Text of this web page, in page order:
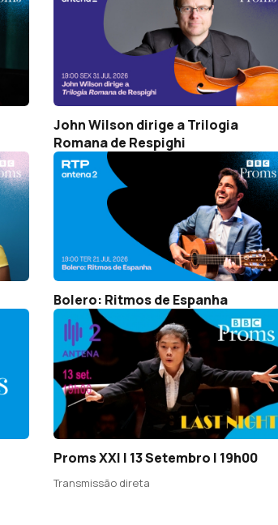
John Wilson dirige a Trilogia
Romana de Respighi
Bolero: Ritmos de Espanha
Proms XXI | 13 Setembro | 19h00
Transmissão direta